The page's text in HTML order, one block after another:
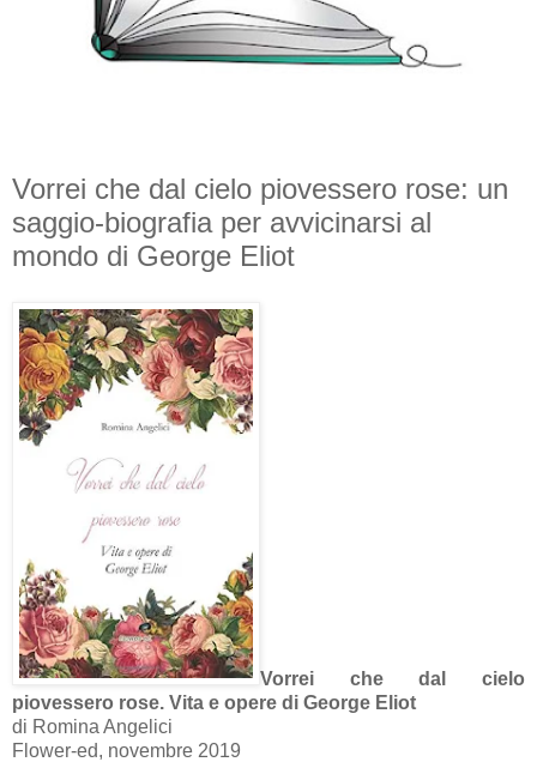
Vorrei che dal cielo piovessero rose: un
saggio-biografia per avvicinarsi al
mondo di George Eliot
Vorrei che dal cielo
piovessero rose. Vita e opere di George Eliot
di Romina Angelici
Flower-ed, novembre 2019